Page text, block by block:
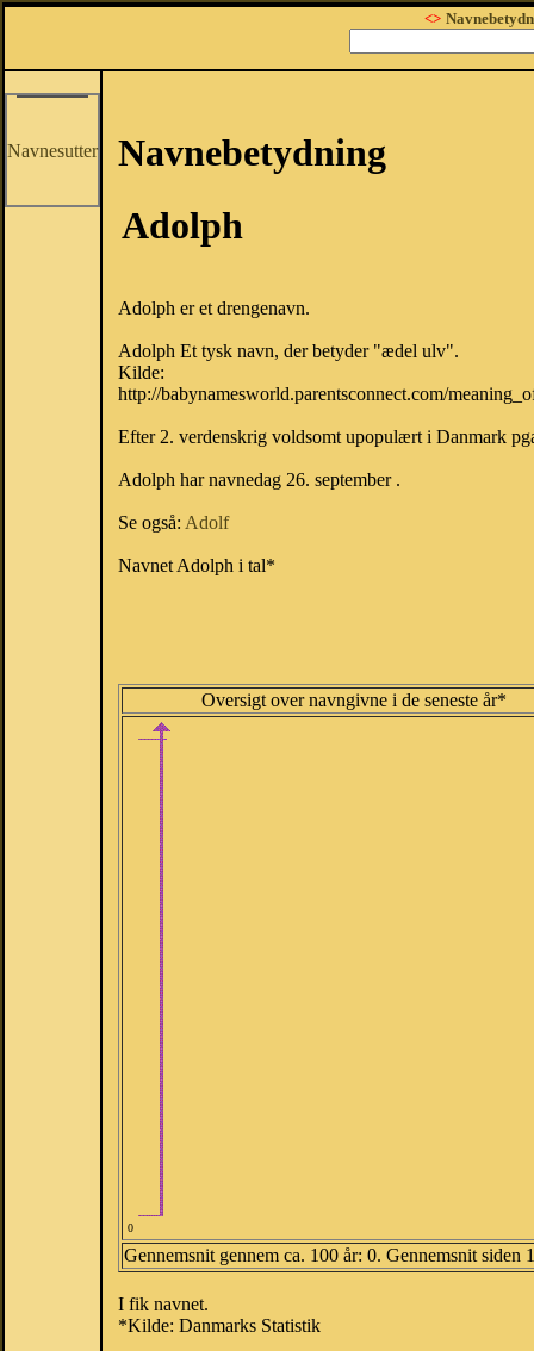
<>
Navnesutter
Navnebetydning
Adolph
Adolph er et drengenavn.
Adolph Et tysk navn, der betyder "ædel ulv".
Kilde:
http://babynamesworld.parentsconnect.com/
Efter 2. verdenskrig voldsomt upopulært i Danmark
Adolph har navnedag 26. september .
Se også: Adolf
Navnet Adolph i tal*
Oversigt over navngivne i de seneste år*
0
Gennemsnit gennem ca. 100 år: 0. Gennemsnit siden
I fik navnet.
*Kilde: Danmarks Statistik